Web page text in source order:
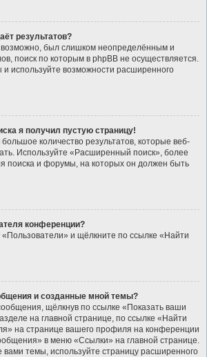
результатов?
был слишком неопределённым и
поиск по которым в phpBB не осуществляется.
и используйте возможности расширенного
я получил пустую страницу!
количество результатов, которые веб-
Используйте «Расширенный поиск», более
поиска и форумы, на которых он должен быть
конференции?
и щёлкните по ссылке «Найти
и созданные мной темы?
щёлкнув по ссылке «Показать ваши
на главной странице, по ссылке «Найти
на странице вашего профиля на конференции
в меню «Ссылки» на главной странице.
темы, используйте страницу расширенного